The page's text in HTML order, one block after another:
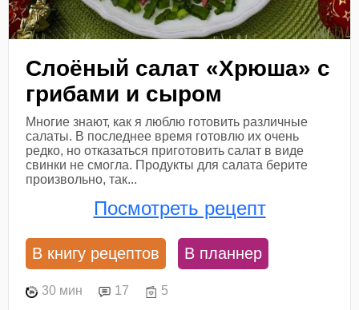
Слоёный салат «Хрюша» с
грибами и сыром
Многие знают, как я люблю готовить различные
салаты. В последнее время готовлю их очень
редко, но отказаться приготовить салат в виде
свинки не смогла. Продукты для салата берите
произвольно, так...
Посмотреть рецепт
В книгу рецептов В планнер
30 мин 17 5